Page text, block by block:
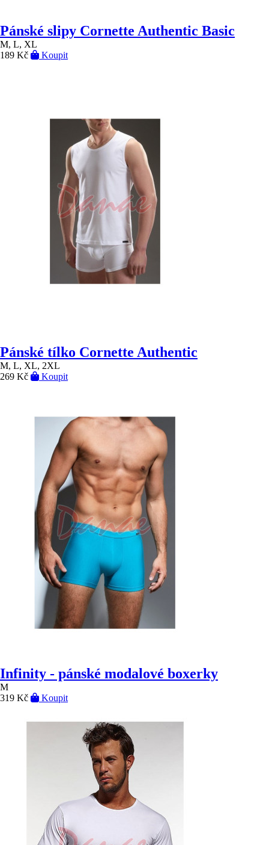
Pánské slipy Cornette Authentic Basic
M, L, XL
189 Kč
Koupit
Pánské tílko Cornette Authentic
M, L, XL, 2XL
269 Kč
Koupit
Infinity - pánské modalové boxerky
M
319 Kč
Koupit